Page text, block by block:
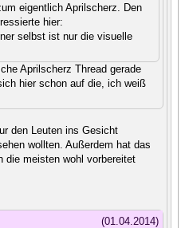
eigentlich Aprilscherz. Den
hier:
selbst ist nur die visuelle
Aprilscherz Thread gerade
hier schon auf die, ich weiß
den Leuten ins Gesicht
wollten. Außerdem hat das
die meisten wohl vorbereitet
(01.04.2014)